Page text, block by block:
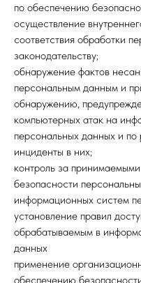
по обеспечению
осуществление
соответствия обработки
законодательству;
обнаружение фактов
персональным данным и
обнаружению,
компьютерных атак на
персональных данных и
инциденты в них;
контроль за
безопасности
информационных систем
установление правил
обрабатываемым в
данных
применение
обеспечению